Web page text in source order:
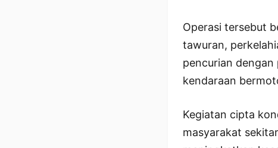
Operasi tersebut
tawuran,
pencurian
kendaraan
Kegiatan cipta
masyarakat